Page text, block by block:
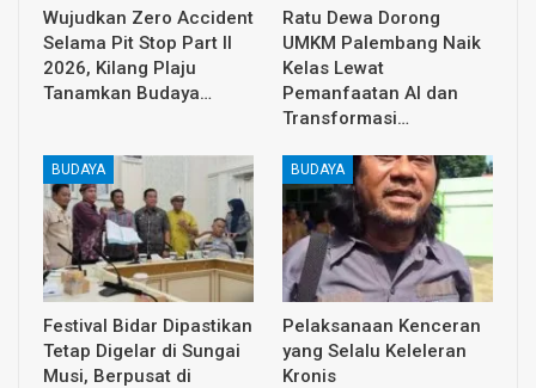
Wujudkan Zero Accident
Selama Pit Stop Part II
2026, Kilang Plaju
Tanamkan Budaya…
Ratu Dewa Dorong
UMKM Palembang Naik
Kelas Lewat
Pemanfaatan AI dan
Transformasi…
BUDAYA
Festival Bidar Dipastikan
Tetap Digelar di Sungai
Musi, Berpusat di
BUDAYA
Pelaksanaan Kenceran
yang Selalu Keleleran
Kronis